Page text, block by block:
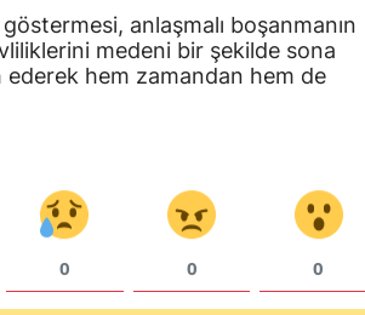
Iğdır
Osmaniye
anlaşmalı boşanmanın
medeni bir şekilde sona
hem zamandan hem de
0 0 0